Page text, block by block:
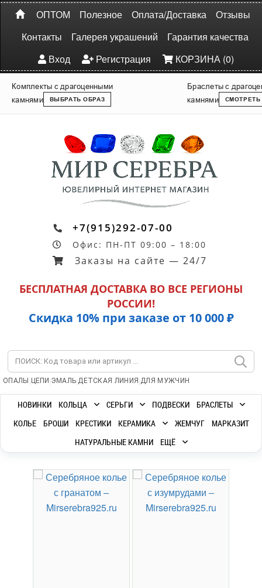
ОПТОМ Полезное Оплата/Доставка
Отзывы
Контакты
Галерея украшений
Гарантия качества
Вход
Регистрация КОРЗИНА (0)
Комплекты с драгоценными
камнями
ВЫБРАТЬ ОБРАЗ
Браслеты с
камнями
СМОТРЕТЬ
+7(915)292-07-00
Офис: ПН-ПТ 09:00 – 18:00
Заказы на сайте — 24/7
БЕСПЛАТНАЯ ДОСТАВКА ВО ВСЕ РЕГИОНЫ
РОССИИ!
Скидка 10% при заказе от 10 000 ₽
ОПАЛЫ | ЦЕПИ |ЭМАЛЬ|ДЕТСКАЯ ЛИНИЯ |ДЛЯ МУЖЧИН
НОВИНКИ КОЛЬЦА СЕРЬГИ ПОДВЕСКИ
БРАСЛЕТЫ
КОЛЬЕ
БРОШИ КРЕСТИКИ КЕРАМИКА ЖЕМЧУГ
МАРКАЗИТ
НАТУРАЛЬНЫЕ КАМНИ
ЕЩЁ